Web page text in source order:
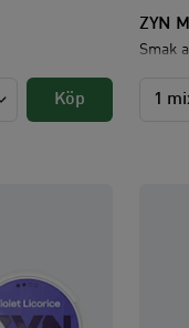
Köp
ZYN
Smak
1